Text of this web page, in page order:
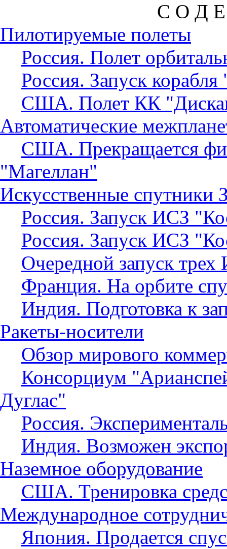
С О Д
Пилотируемые полеты
Россия. Полет
Россия. Запуск
США. Полет КК
Автоматические
США. Прекращается
"Магеллан"
Искусственные спутники
Россия. Запуск ИСЗ
Россия. Запуск ИСЗ
Очередной запуск
Франция. На орбите
Индия. Подготовка к
Ракеты-носители
Обзор мирового
Консорциум
Дуглас"
Россия.
Индия. Возможен
Наземное оборудование
США. Тренировка
Международное
Япония. Продается